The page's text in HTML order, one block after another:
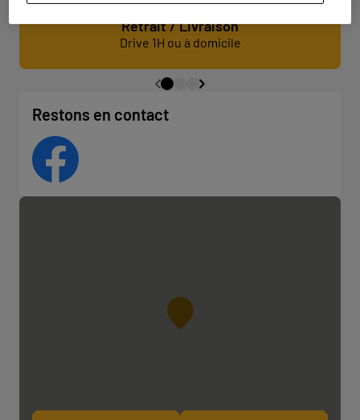
Retrait / Livraison
Drive 1H ou à domicile
Restons en contact
Facebook